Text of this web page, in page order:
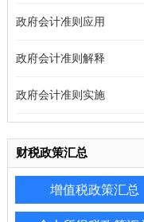
政府会计准则应用
政府会计准则解释
政府会计准则实施
财税政策汇总
增值税政策汇总